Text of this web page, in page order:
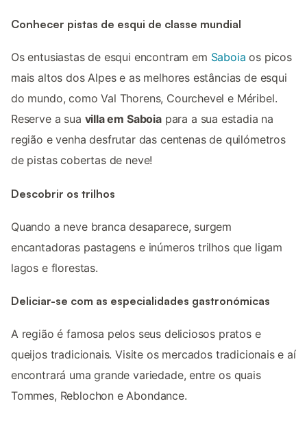
Conhecer pistas de esqui de classe mundial
Os entusiastas de esqui encontram em Saboia os picos
mais altos dos Alpes e as melhores estâncias de esqui
do mundo, como Val Thorens, Courchevel e Méribel.
Reserve a sua villa em Saboiapara a sua estadia na
região e venha desfrutar das centenas de quilómetros
de pistas cobertas de neve!
Descobrir os trilhos
Quando a neve branca desaparece, surgem
encantadoras pastagens e inúmeros trilhos que ligam
lagos e florestas.
Deliciar-se com as especialidades gastronómicas
A região é famosa pelos seus deliciosos pratos e
queijos tradicionais. Visite os mercados tradicionais e aí
encontrará uma grande variedade, entre os quais
Tommes, Reblochon e Abondance.